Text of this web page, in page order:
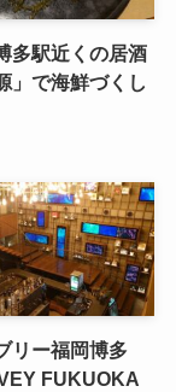
多駅近くの居酒
」で海鮮づくし
リー福岡博多
FUKUOKA